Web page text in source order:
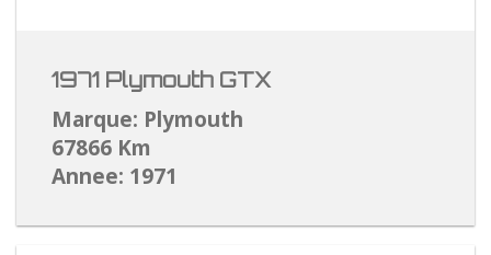
1971 Plymouth GTX
Marque: Plymouth
67866 Km
Annee: 1971